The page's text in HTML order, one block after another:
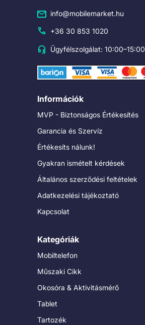
info@mobilemarket.hu
+36 30 853 1020
Ügyfélszolgálat: 10:00–15:00
Információk
MVP - Biztonságos Értékesítés
Garancia és Szervíz
Értékesíts nálunk!
Gyakran ismételt kérdések
Általános szerződési feltételek
Adatkezelési tájékoztató
Kapcsolat
Kategóriák
Mobiltelefon
Műszaki Cikk
Okosóra & Aktivitásmérő
Tablet
Tartozék